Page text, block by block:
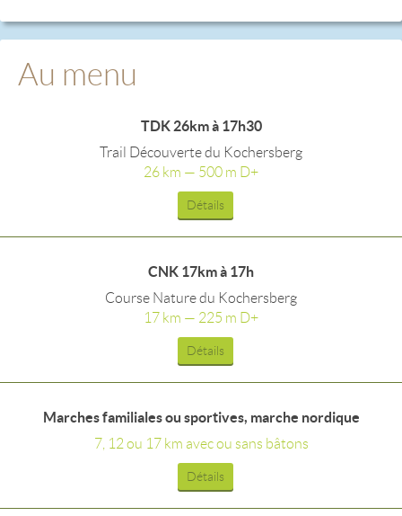
Au menu
TDK 26km à 17h30
Trail Découverte du Kochersberg
26 km — 500 m D+
Détails
CNK 17km à 17h
Course Nature du Kochersberg
17 km — 225 m D+
Détails
Marches familiales ou sportives, marche nordique
7, 12 ou 17 km avec ou sans bâtons
Détails